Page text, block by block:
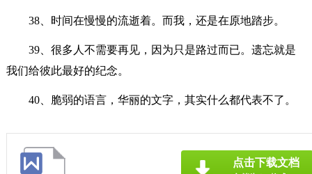
38、时间在慢慢的流逝着。而我，还是在原地踏步。
39、很多人不需要再见，因为只是路过而已。遗忘就是
我们给彼此最好的纪念。
40、脆弱的语言，华丽的文字，其实什么都代表不了。
点击下载文档